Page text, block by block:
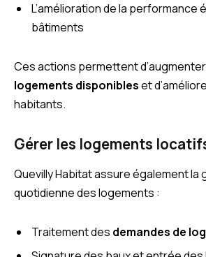
L’amélioration de la performance
bâtiments
Ces actions permettent
logements disponibleset
habitants.
Gérer les logements
Quevilly Habitat assure également la
quotidienne des logements :
Traitement des demandes de